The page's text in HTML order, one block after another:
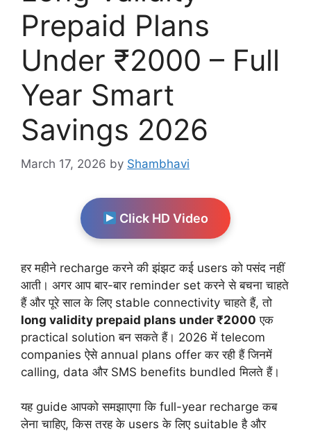
Prepaid Plans
Under ₹2000 – Full
Year Smart
Savings 2026
March 17, 2026 by Shambhavi
Click HD Video
हर महीने recharge करने की झंझट कई users को पसंद नहीं
आती। अगर आप बार-बार reminder set करने से बचना चाहते
हैं और पूरे साल के लिए stable connectivity चाहते हैं, तो
long validity prepaid plans under ₹2000 एक
practical solution बन सकते हैं। 2026 में telecom
companies ऐसे annual plans offer कर रही हैं जिनमें
calling, data और SMS benefits bundled मिलते हैं।
यह guide आपको समझाएगा कि full-year recharge कब
लेना चाहिए, किस तरह के users के लिए suitable है और